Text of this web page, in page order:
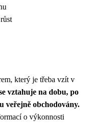
který je třeba vzít v
vztahuje na dobu, po
veřejně obchodovány.
o výkonnosti